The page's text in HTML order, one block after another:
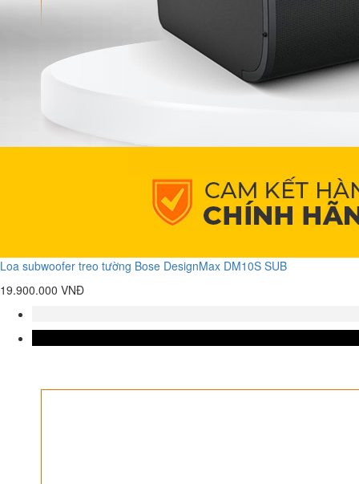
Loa subwoofer treo tường Bose DesignMax DM10S SUB
19.900.000 VNĐ